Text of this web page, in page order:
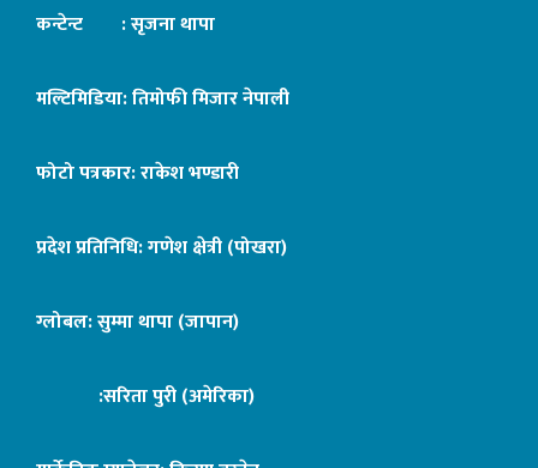
कन्टेन्ट : सृजना थापा
मल्टिमिडिया: तिमोफी मिजार नेपाली
फोटो पत्रकार: राकेश भण्डारी
प्रदेश प्रतिनिधि: गणेश क्षेत्री (पोखरा)
ग्लोबल: सुम्मा थापा (जापान)
:सरिता पुरी (अमेरिका)